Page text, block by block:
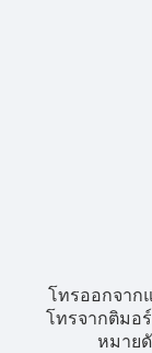
โทรออกจาก
โทรจากติมอ
หมาย